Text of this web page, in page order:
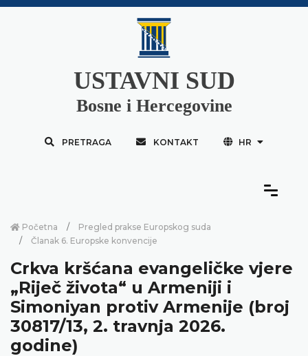
USTAVNI SUD
Bosne i Hercegovine
PRETRAGA KONTAKT HR
Početna
Pregled prakse Europskog suda
Članak 6. Europske konvencije
Crkva kršćana evangeličke vjere
„Riječ života“ u Armeniji i
Simoniyan protiv Armenije (broj
30817/13, 2. travnja 2026.
godine)